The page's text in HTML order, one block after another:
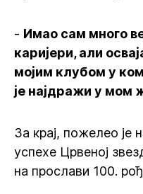
- Имао сам много
каријери, али
мојим клубом у
је најдражи у мом
За крај, пожелео је
успехе Црвеној
на прослави 100.